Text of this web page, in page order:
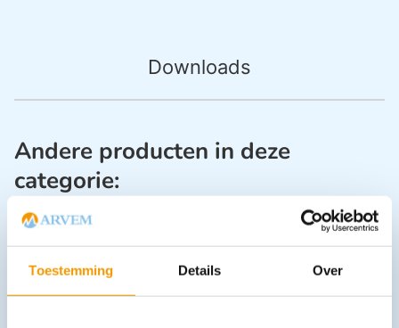
Toestemming Details Over
Downloads
Andere producten in deze
categorie: